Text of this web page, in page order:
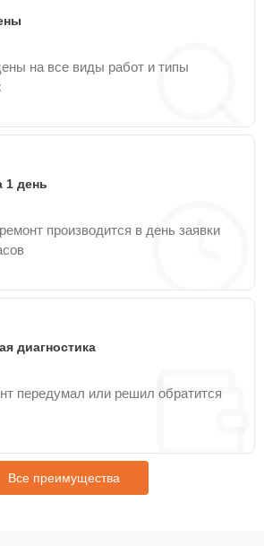
на все виды работ и типы
1 день
производится в день заявки
диагностика
передумал или решил обратится
Все преимущества